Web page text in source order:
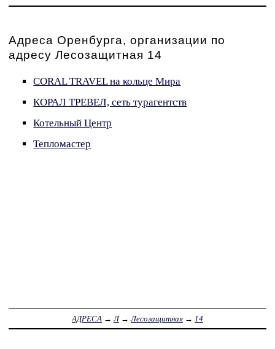
Адреса Оренбурга, организации по
адресу Лесозащитная 14
CORAL TRAVEL на кольце Мира
КОРАЛ ТРЕВЕЛ, сеть турагентств
Котельный Центр
Тепломастер
АДРЕСА →Л→Лесозащитная → 14